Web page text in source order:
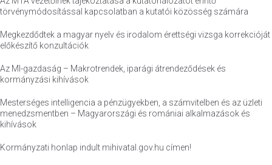
törvénymódosítással kapcsolatban a kutatói közösség számára
Megkezdődtek a magyar nyelv és irodalom érettségi vizsga korrekcióját
előkészítő konzultációk
Az MI-gazdaság – Makrotrendek, iparági átrendeződések és
kormányzási kihívások
Mesterséges intelligencia a pénzügyekben, a számvitelben és az üzleti
menedzsmentben – Magyarországi és romániai alkalmazások és
kihívások
Kormányzati honlap indult mihivatal.gov.hu címen!